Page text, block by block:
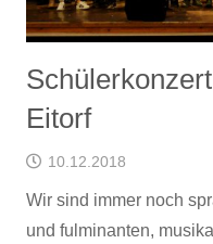
Eitorf
10.12.2018
Wir sind immer noch
und fulminanten,